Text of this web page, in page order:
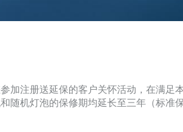
加注册送延保的客户关怀活动，在满足
随机灯泡的保修期均延长至三年（标准